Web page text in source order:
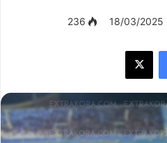
18/03/2025
236
فيسبوك